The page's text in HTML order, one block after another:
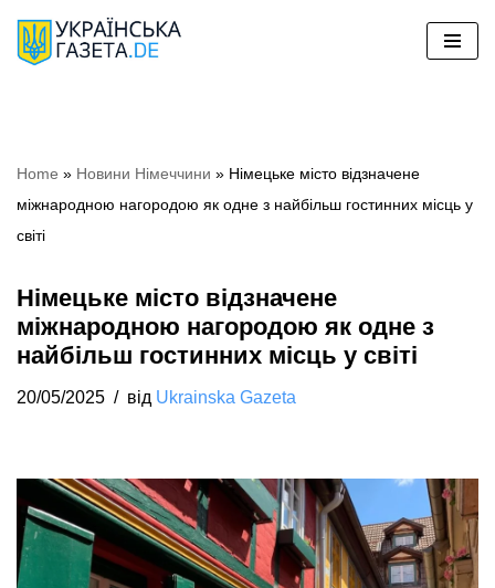
Перейти
Home » Новини Німеччини » Німецьке місто відзначене
міжнародною нагородою як одне з найбільш гостинних місць у
світі
Німецьке місто відзначене
міжнародною нагородою як одне з
найбільш гостинних місць у світі
20/05/2025 від Ukrainska Gazeta